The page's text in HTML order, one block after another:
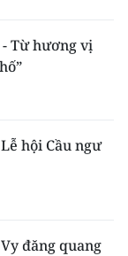
- Từ hương vị
hội Cầu ngư
đăng quang